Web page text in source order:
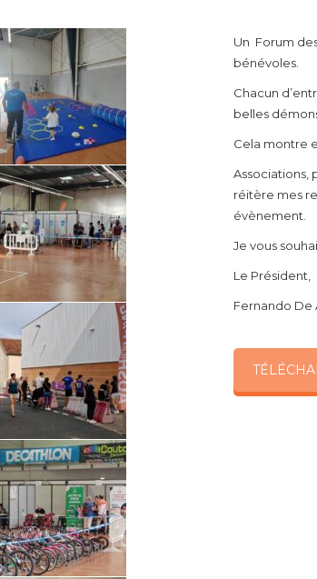
Un Forum
bénévoles.
Chacun
belles
Cela montre
Associations,
réitère mes
évènement.
Je vous
Le Président,
Fernando De